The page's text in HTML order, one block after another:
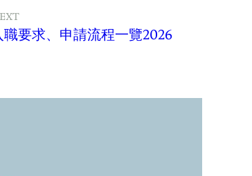
要求、申請流程一覽2026